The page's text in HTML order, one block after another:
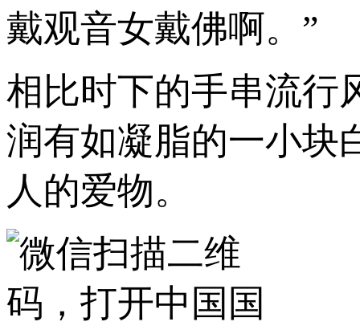
戴观音女戴佛啊。”
相比时下的手串流行
润有如凝脂的一小块
人的爱物。